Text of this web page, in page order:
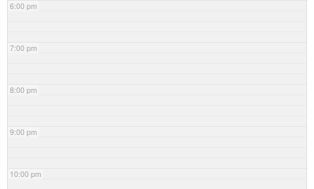
6:00 pm
7:00 pm
8:00 pm
9:00 pm
10:00 pm